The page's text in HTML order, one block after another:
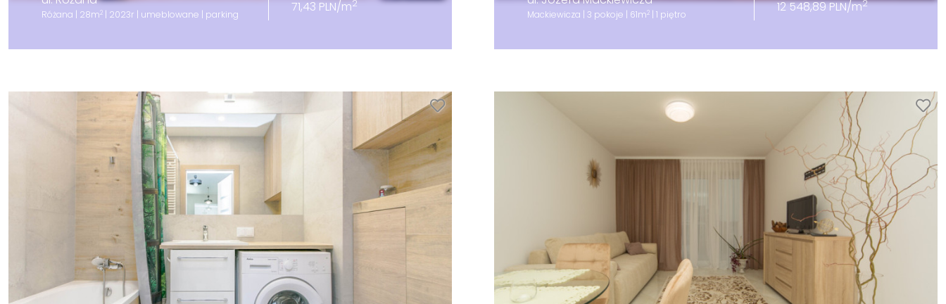
Różana | 28m2 | 2023r | umeblowane | parking
71,43 PLN/m2
Mackiewicza | 3 pokoje | 61m2 | 1 piętro
12 548,89 PLN/m2